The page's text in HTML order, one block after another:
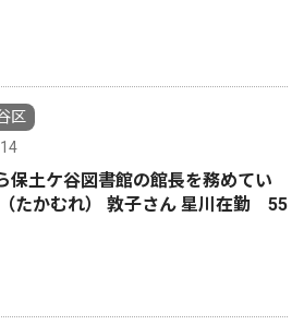
区
保土ケ谷図書館の館長を務めてい
たかむれ） 敦子さん 星川在勤 55